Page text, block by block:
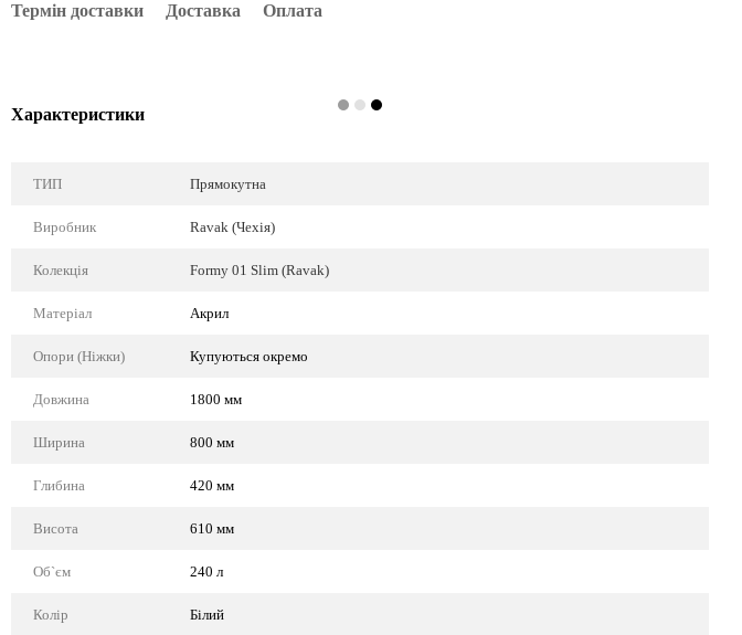
Термін доставки Доставка Оплата
Характеристики
ТИП Прямокутна
Виробник Ravak (Чехія)
Колекція Formy 01 Slim (Ravak)
Матеріал Акрил
Опори (Ніжки) Купуються окремо
Довжина 1800 мм
Ширина 800 мм
Глибина 420 мм
Висота 610 мм
Об`єм 240 л
Колір Білий